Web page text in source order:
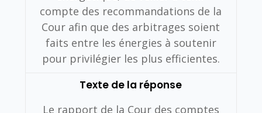
compte des recommandations de la
Cour afin que des arbitrages soient
faits entre les énergies à soutenir
pour privilégier les plus efficientes.
Texte de la réponse
Le rapport de la Cour des comptes